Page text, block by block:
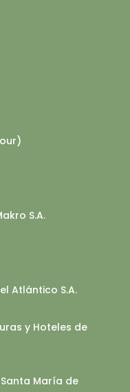
S.A.
Atlántico S.A.
y Hoteles de
María de